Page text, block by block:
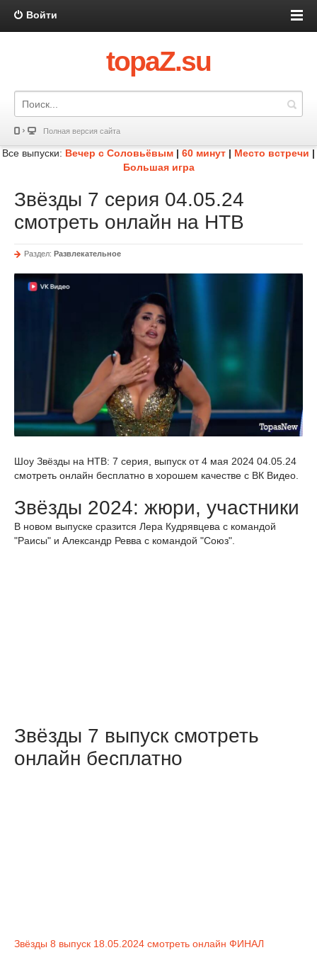
Войти
topaZ.su
Полная версия сайта
Все выпуски: Вечер с Соловьёвым | 60 минут | Место встречи |
Большая игра
Звёзды 7 серия 04.05.24
смотреть онлайн на НТВ
Раздел: Развлекательное
Шоу Звёзды на НТВ: 7 серия, выпуск от 4 мая 2024 04.05.24
смотреть онлайн бесплатно в хорошем качестве с ВК Видео.
Звёзды 2024: жюри, участники
В новом выпуске сразится Лера Кудрявцева с командой
"Раисы" и Александр Ревва с командой "Союз".
Звёзды 7 выпуск смотреть
онлайн бесплатно
Звёзды 8 выпуск 18.05.2024 смотреть онлайн ФИНАЛ